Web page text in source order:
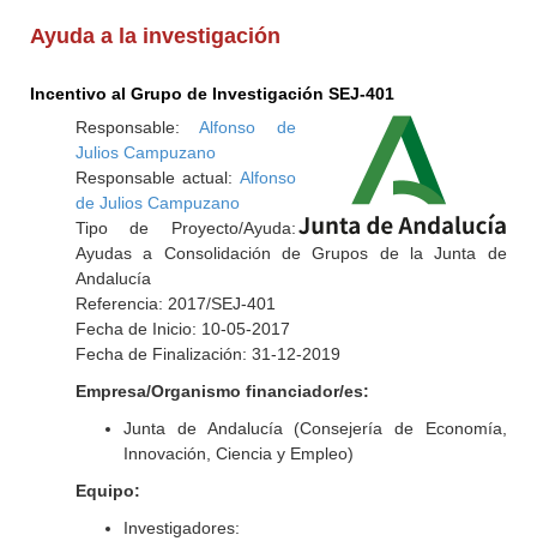
Ayuda a la investigación
Incentivo al Grupo de Investigación SEJ-401
Responsable:Alfonso de
Julios Campuzano
Responsable actual: Alfonso
de Julios Campuzano
Tipo de Proyecto/Ayuda:
Ayudas a Consolidación de Grupos de la Junta de
Andalucía
Referencia: 2017/SEJ-401
Fecha de Inicio: 10-05-2017
Fecha de Finalización: 31-12-2019
Empresa/Organismo financiador/es:
Junta de Andalucía (Consejería de Economía,
Innovación, Ciencia y Empleo)
Equipo:
Investigadores: